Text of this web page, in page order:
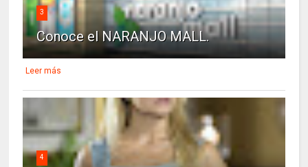
3
Conoce el NARANJO MALL.
Leer más
4